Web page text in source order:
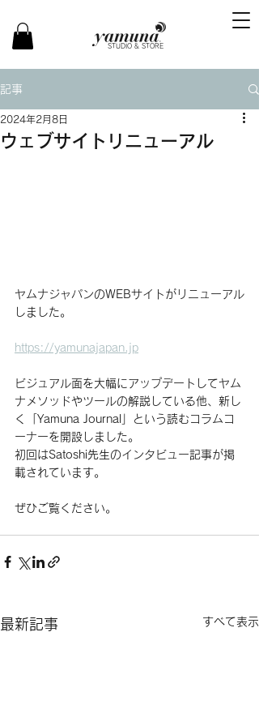
STUDIO & STORE
記事
ウェブサイトリニューアル
2024年2月8日
ヤムナジャパンのWEBサイトがリニューアル
しました。
https://yamunajapan.jp
ビジュアル面を大幅にアップデートしてヤム
ナメソッドやツールの解説している他、新し
く「Yamuna Journal」という読むコラムコ
ーナーを開設しました。
初回はSatoshi先生のインタビュー記事が掲
載されています。
ぜひご覧ください。
最新記事 すべて表示